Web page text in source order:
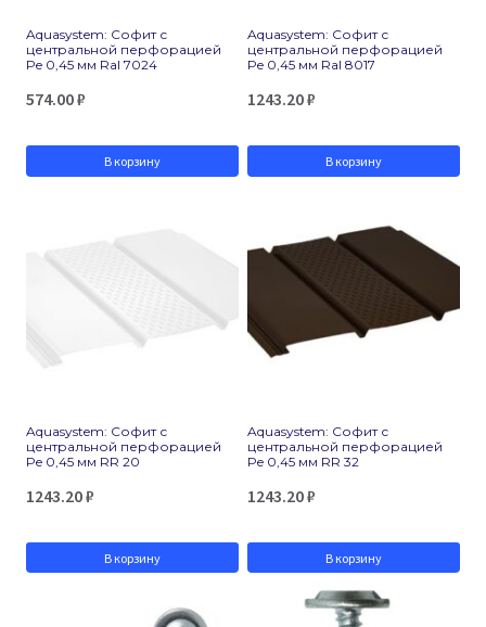
Aquasystem: Софит с
центральной перфорацией
Pe 0,45 мм Ral 7024
574.00₽
В корзину
Aquasystem: Софит с
центральной перфорацией
Pe 0,45 мм Ral 8017
1243.20₽
В корзину
Aquasystem: Софит с
центральной перфорацией
Pe 0,45 мм RR 20
1243.20₽
В корзину
Aquasystem: Софит с
центральной перфорацией
Pe 0,45 мм RR 32
1243.20₽
В корзину